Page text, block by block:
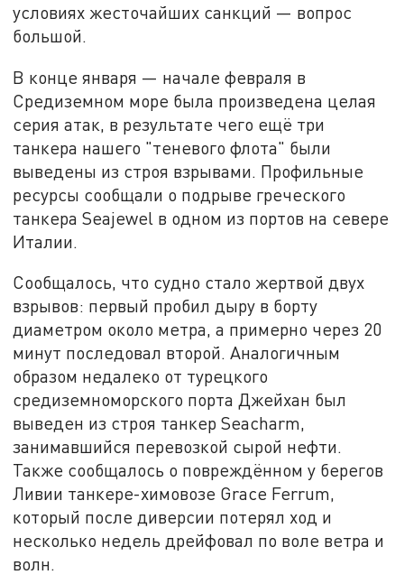
условиях жесточайших санкций — вопрос
большой.
В конце января — начале февраля в
Средиземном море была произведена целая
серия атак, в результате чего ещё три
танкера нашего "теневого флота" были
выведены из строя взрывами. Профильные
ресурсы сообщали о подрыве греческого
танкера Seajewel в одном из портов на севере
Италии.
Сообщалось, что судно стало жертвой двух
взрывов: первый пробил дыру в борту
диаметром около метра, а примерно через 20
минут последовал второй. Аналогичным
образом недалеко от турецкого
средиземноморского порта Джейхан был
выведен из строя танкер Seacharm,
занимавшийся перевозкой сырой нефти.
Также сообщалось о повреждённом у берегов
Ливии танкере-химовозе Grace Ferrum,
который после диверсии потерял ход и
несколько недель дрейфовал по воле ветра и
волн.